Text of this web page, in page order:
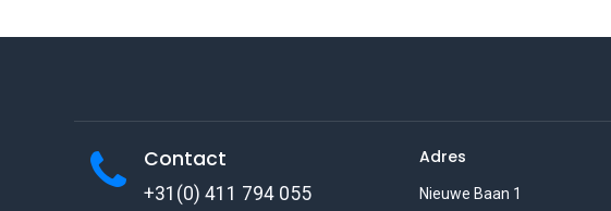
Contact
+31(0) 411 794 055
Adres
Nieuwe Baan 1